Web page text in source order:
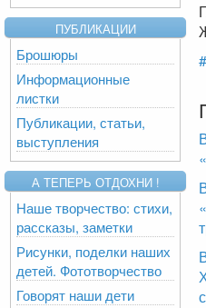
ПУБЛИКАЦИИ
Брошюры
Информационные
листки
Публикации, статьи,
выступления
А ТЕПЕРЬ ОТДОХНИ !
Наше творчество: стихи,
рассказы, заметки
Рисунки, поделки наших
детей. Фототворчество
Говорят наши дети